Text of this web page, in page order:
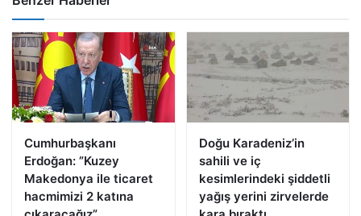
Cumhurbaşkanı
Erdoğan: ”Kuzey
Makedonya ile ticaret
hacmimizi 2 katına
Doğu Karadeniz’in
sahili ve iç
kesimlerindeki şiddetli
yağış yerini zirvelerde